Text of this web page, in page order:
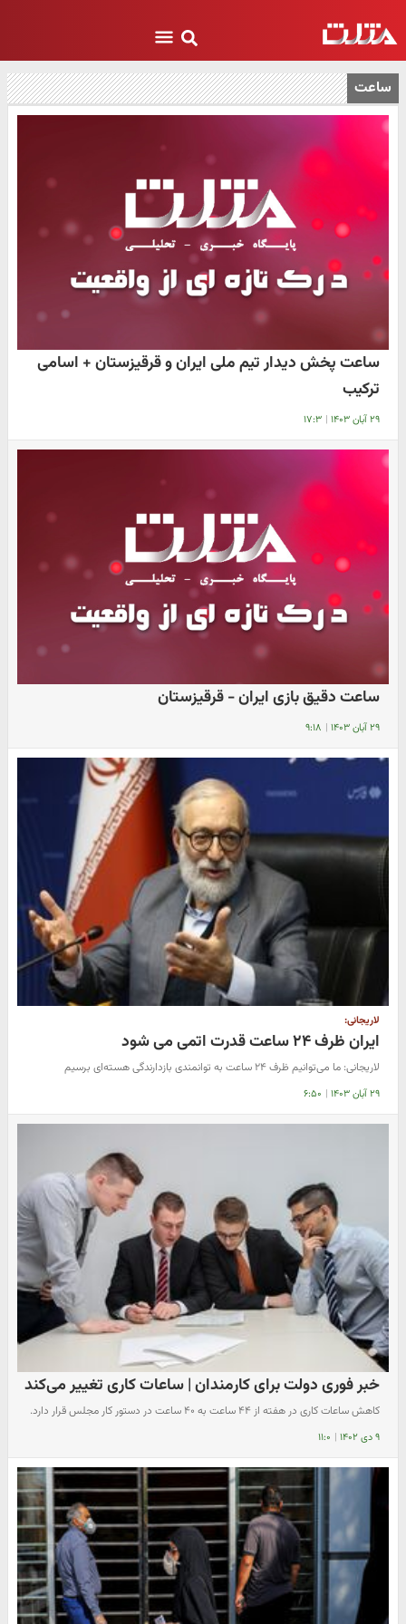
ساعت
ساعت پخش دیدار تیم ملی ایران و قرقیزستان + اسامی
ترکیب
۲۹ آبان ۱۴۰۳ | ۱۷:۳
ساعت دقیق بازی ایران - قرقیزستان
۲۹ آبان ۱۴۰۳ | ۹:۱۸
لاریجانی:
ایران ظرف ۲۴ ساعت قدرت اتمی می شود
لاریجانی: ما می‌توانیم ظرف ۲۴ ساعت به توانمندی بازدارندگی هسته‌ای‌ برسیم
۲۹ آبان ۱۴۰۳ | ۶:۵۰
خبر فوری دولت برای کارمندان | ساعات کاری تغییر می‌کند
کاهش ساعات کاری در هفته از ۴۴ ساعت به ۴۰ ساعت در دستور کار مجلس قرار دارد.
۹ دی ۱۴۰۲ | ۱۱:۰